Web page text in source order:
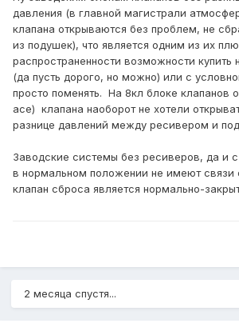
давления (в главной магистрали
клапана открываются без проблем, не
из подушек), что является одним из их
распространенности возможности купить
(да пусть дорого, но можно) или с
просто поменять. На 8кл блоке клапанов
асе) клапана наоборот не хотели
разнице давлений между ресивером и
Заводские системы без ресиверов, да и
в нормальном положении не имеют связи
клапан сброса является нормально-
2 месяца спустя...